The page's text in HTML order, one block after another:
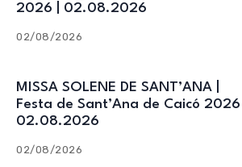
2026 | 02.08.2026
02/08/2026
MISSA SOLENE DE SANT’ANA |
Festa de Sant’Ana de Caicó 2026 |
02.08.2026
02/08/2026